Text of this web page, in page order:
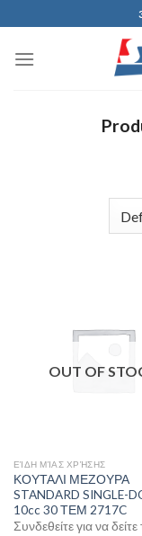
to
content
OUT OF
ΕΊΔΗ ΜΊΑΣ ΧΡΉΣΗΣ
ΚΟΥΤΑΛΙ ΜΕΖΟΥΡΑ
STANDARD SINGLE-
10cc 30 ΤΕΜ 2717C
Συνδεθείτε για να δείτε